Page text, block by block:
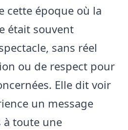
cette époque où la
était souvent
sans réel
ou de respect pour
Elle dit voir
un message
toute une